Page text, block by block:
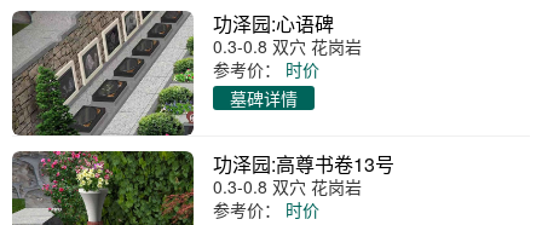
功泽园:心语碑
0.3-0.8 双穴 花岗岩
参考价：
时价
墓碑详情
功泽园:高尊书卷13号
0.3-0.8 双穴 花岗岩
参考价：
时价